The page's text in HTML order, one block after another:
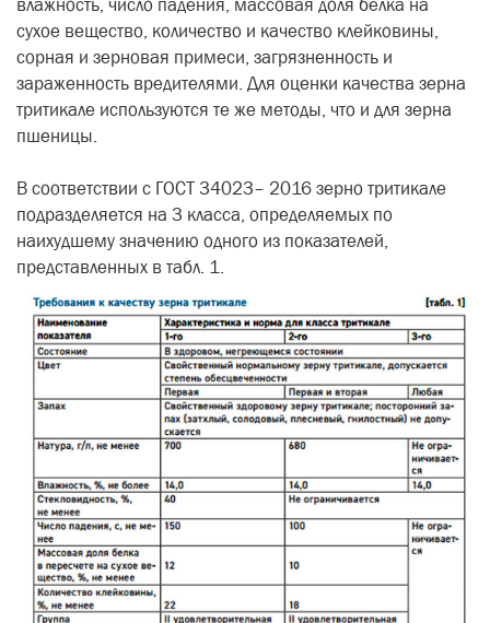
сухое вещество, количество и качество клейковины,
сорная и зерновая примеси, загрязненность и
зараженность вредителями. Для оценки качества зерна
тритикале используются те же методы, что и для зерна
пшеницы.
В соответствии с ГОСТ 34023– 2016 зерно тритикале
подразделяется на 3 класса, определяемых по
наихудшему значению одного из показателей,
представленных в табл. 1.